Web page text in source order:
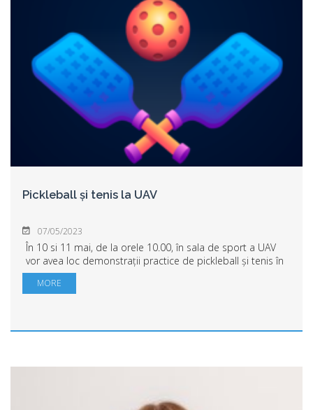
Pickleball și tenis la UAV
07/05/2023
În 10 si 11 mai, de la orele 10.00, în sala de sport a UAV
vor avea loc demonstrații practice de pickleball și tenis în
organizarea Facultății de Educație Fizică și Sport. Invitați
speciali: antrenor...
MORE